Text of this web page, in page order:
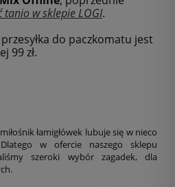
w sklepie LOGI.
przesyłka do paczkomatu jest
99 zł.
łamigłówek lubuje się w nieco
w ofercie naszego sklepu
szeroki wybór zagadek, dla